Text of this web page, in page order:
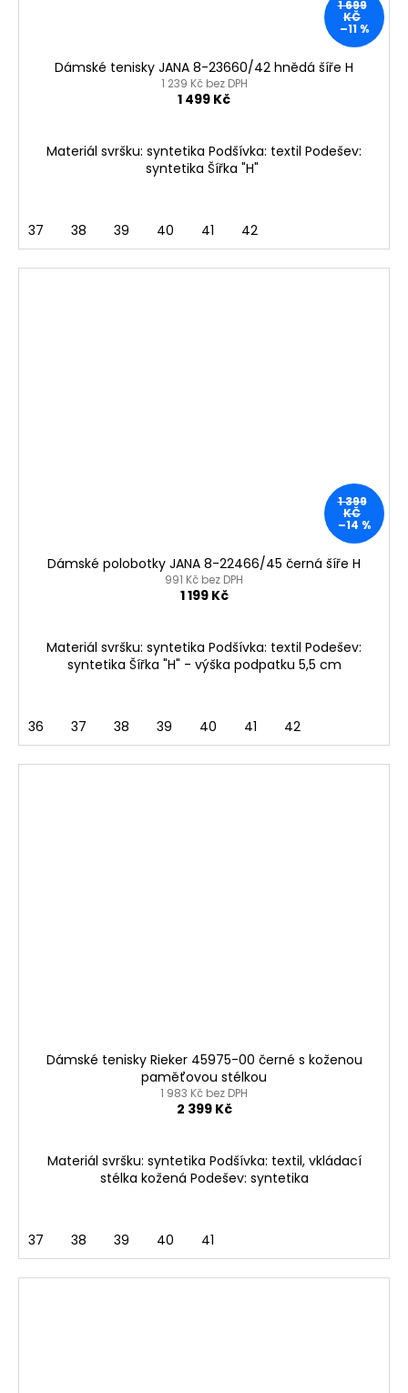
1 699
KČ
–11 %
Dámské tenisky JANA 8-23660/42 hnědá šíře H
1 239 Kč bez DPH
1 499 Kč
Materiál svršku: syntetika Podšívka: textil Podešev:
syntetika Šířka "H"
37 38 39 40 41 42
1 399
KČ
–14 %
Dámské polobotky JANA 8-22466/45 černá šíře H
991 Kč bez DPH
1 199 Kč
Materiál svršku: syntetika Podšívka: textil Podešev:
syntetika Šířka "H" - výška podpatku 5,5 cm
36 37 38 39 40 41 42
Dámské tenisky Rieker 45975-00 černé s koženou
paměťovou stélkou
1 983 Kč bez DPH
2 399 Kč
Materiál svršku: syntetika Podšívka: textil, vkládací
stélka kožená Podešev: syntetika
37 38 39 40 41